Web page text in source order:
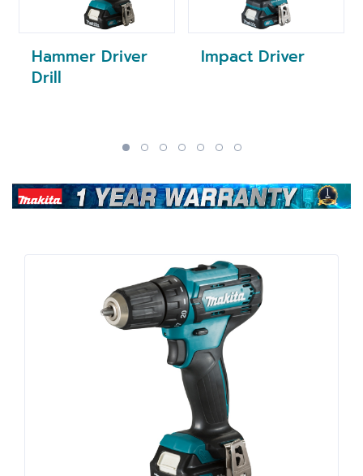
Hammer Driver
Drill
Impact Driver